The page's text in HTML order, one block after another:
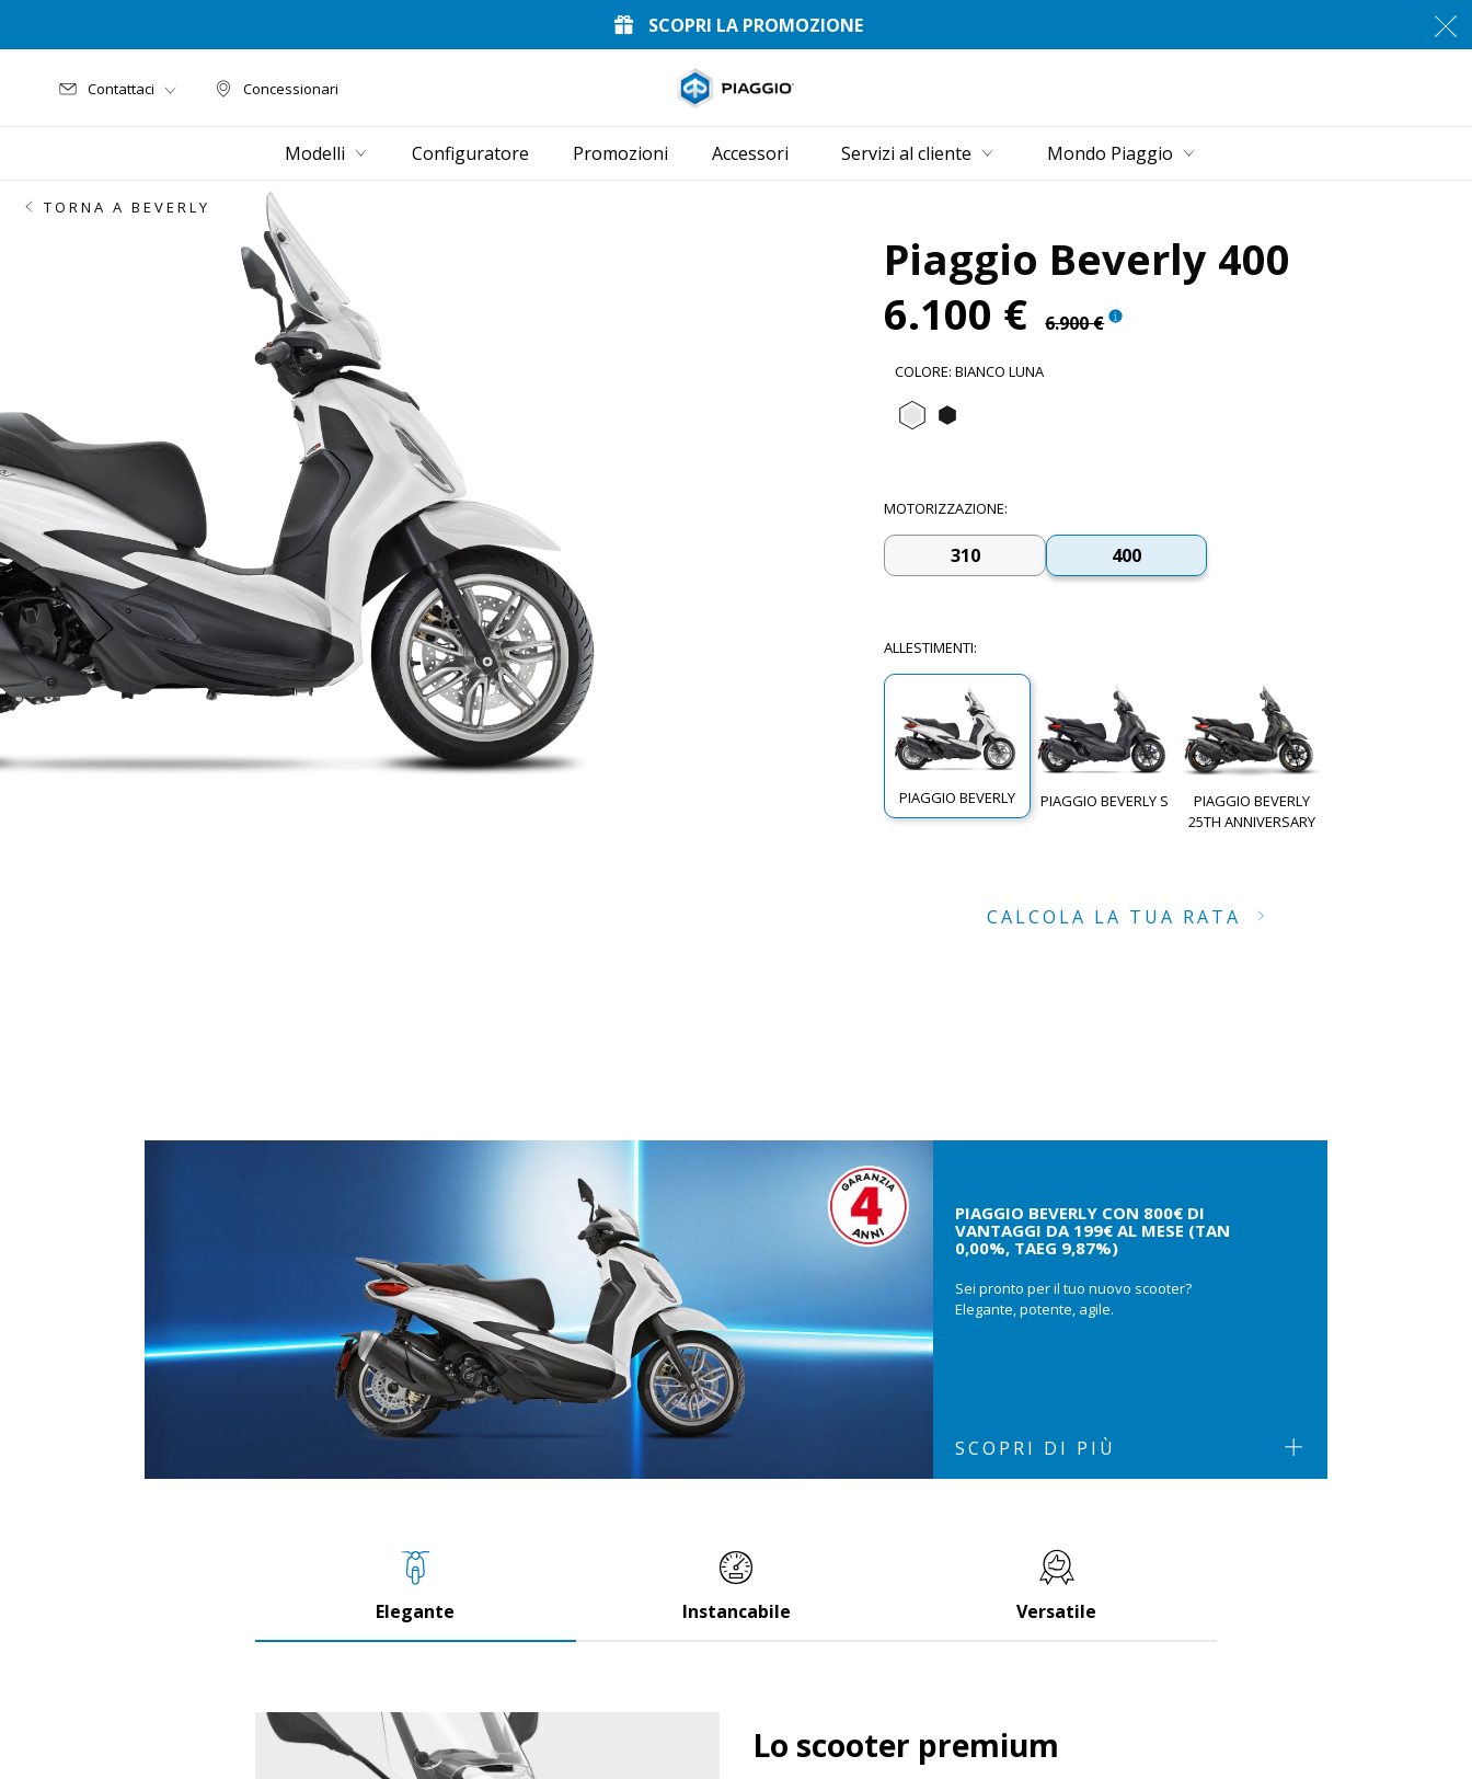
SCOPRI LA PROMOZIONE
Concessionari
Concessionari
Contattaci
Modelli Configuratore Promozioni Accessori Servizi al cliente Mondo Piaggio
TORNA A BEVERLY
Piaggio Beverly 400
6.100 €
6.900 €
COLORE:BIANCO LUNA
Bianco Luna
MOTORIZZAZIONE:
310 400
ALLESTIMENTI:
PIAGGIO BEVERLY PIAGGIO BEVERLY S
PIAGGIO BEVERLY
25TH ANNIVERSARY
CALCOLA LA TUA RATA
PIAGGIO BEVERLY CON 800€ DI
VANTAGGI DA 199€ AL MESE (TAN
0,00%, TAEG 9,87%)
Sei pronto per il tuo nuovo scooter?
Elegante, potente, agile.
SCOPRI DI PIÙ
Elegante Instancabile Versatile
Lo scooter premium